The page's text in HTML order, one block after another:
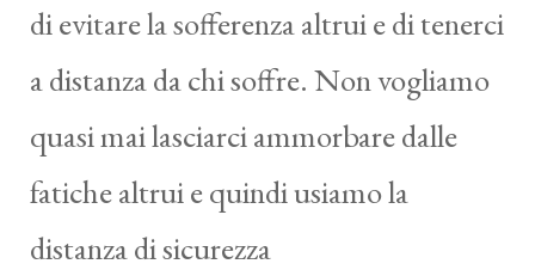
di evitare la sofferenza altrui e di tenerci
a distanza da chi soffre. Non vogliamo
quasi mai lasciarci ammorbare dalle
fatiche altrui e quindi usiamo la
distanza di sicurezza